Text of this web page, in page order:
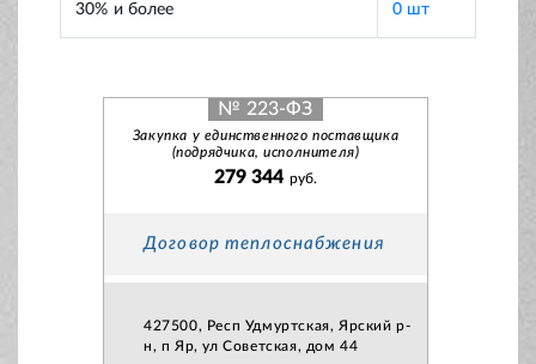
30% и более 0 шт
№ 223-ФЗ
Закупка у единственного поставщика
(подрядчика, исполнителя)
279 344 руб.
Договор теплоснабжения
427500, Респ Удмуртская, Ярский р-
н, п Яр, ул Советская, дом 44